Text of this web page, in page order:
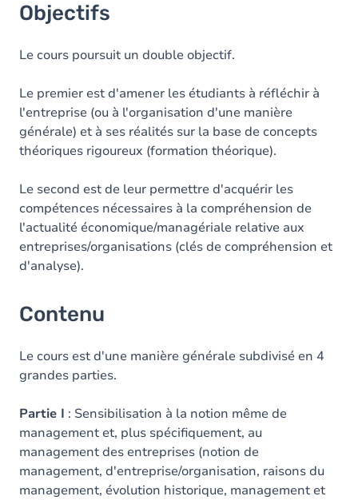
Objectifs
Le cours poursuit un double objectif.
Le premier est d'amener les étudiants à réfléchir à
l'entreprise (ou à l'organisation d'une manière
générale) et à ses réalités sur la base de concepts
théoriques rigoureux (formation théorique).
Le second est de leur permettre d'acquérir les
compétences nécessaires à la compréhension de
l'actualité économique/managériale relative aux
entreprises/organisations (clés de compréhension et
d'analyse).
Contenu
Le cours est d'une manière générale subdivisé en 4
grandes parties.
Partie I : Sensibilisation à la notion même de
management et, plus spécifiquement, au
management des entreprises (notion de
management, d'entreprise/organisation, raisons du
management, évolution historique, management et